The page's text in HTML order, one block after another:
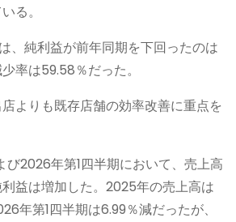
る。
、純利益が前年同期を下回ったのは
率は59.58％だった。
よりも既存店舗の効率改善に重点を
2026年第1四半期において、売上高
益は増加した。2025年の売上高は
年第1四半期は6.99％減だったが、